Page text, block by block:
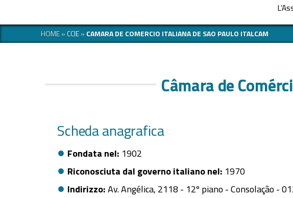
HOME»CCIE» CAMARA DE COMERCIO ITALIANA DE SAO PAULO ITALCAM
Câmara de
Scheda anagrafica
Fondata nel 1902
Riconosciuta dal governo italiano nel 1970
Indirizzo Av. Angélica, 2118 - 12º piano - Consolação -